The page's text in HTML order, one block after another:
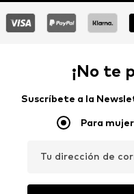
¡No te
Suscríbete a la
Para
Tu dirección de